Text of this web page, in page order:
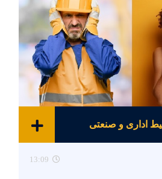
اداری و صنعتی
13:09